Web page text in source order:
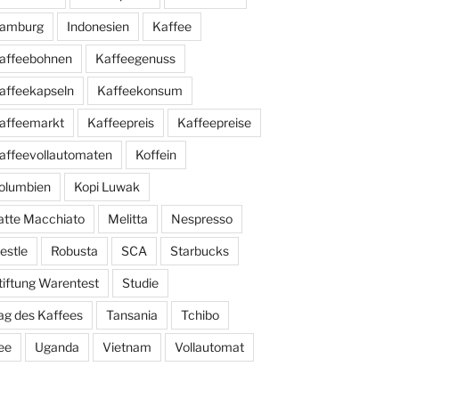
Indonesien Kaffee
Kaffeegenuss
Kaffeekonsum
Kaffeepreis Kaffeepreise
Koffein
Kopi Luwak
Macchiato Melitta Nespresso
Robusta SCA Starbucks
Warentest Studie
des Kaffees Tansania Tchibo
Uganda Vietnam Vollautomat